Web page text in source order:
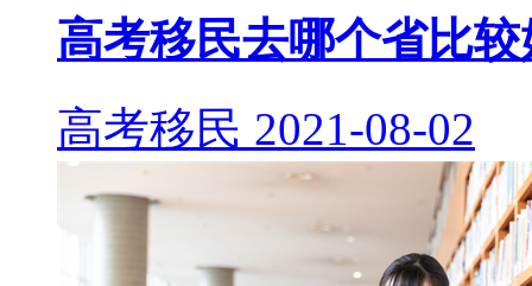
高考移民去哪个省比较
高考移民 2021-08-02